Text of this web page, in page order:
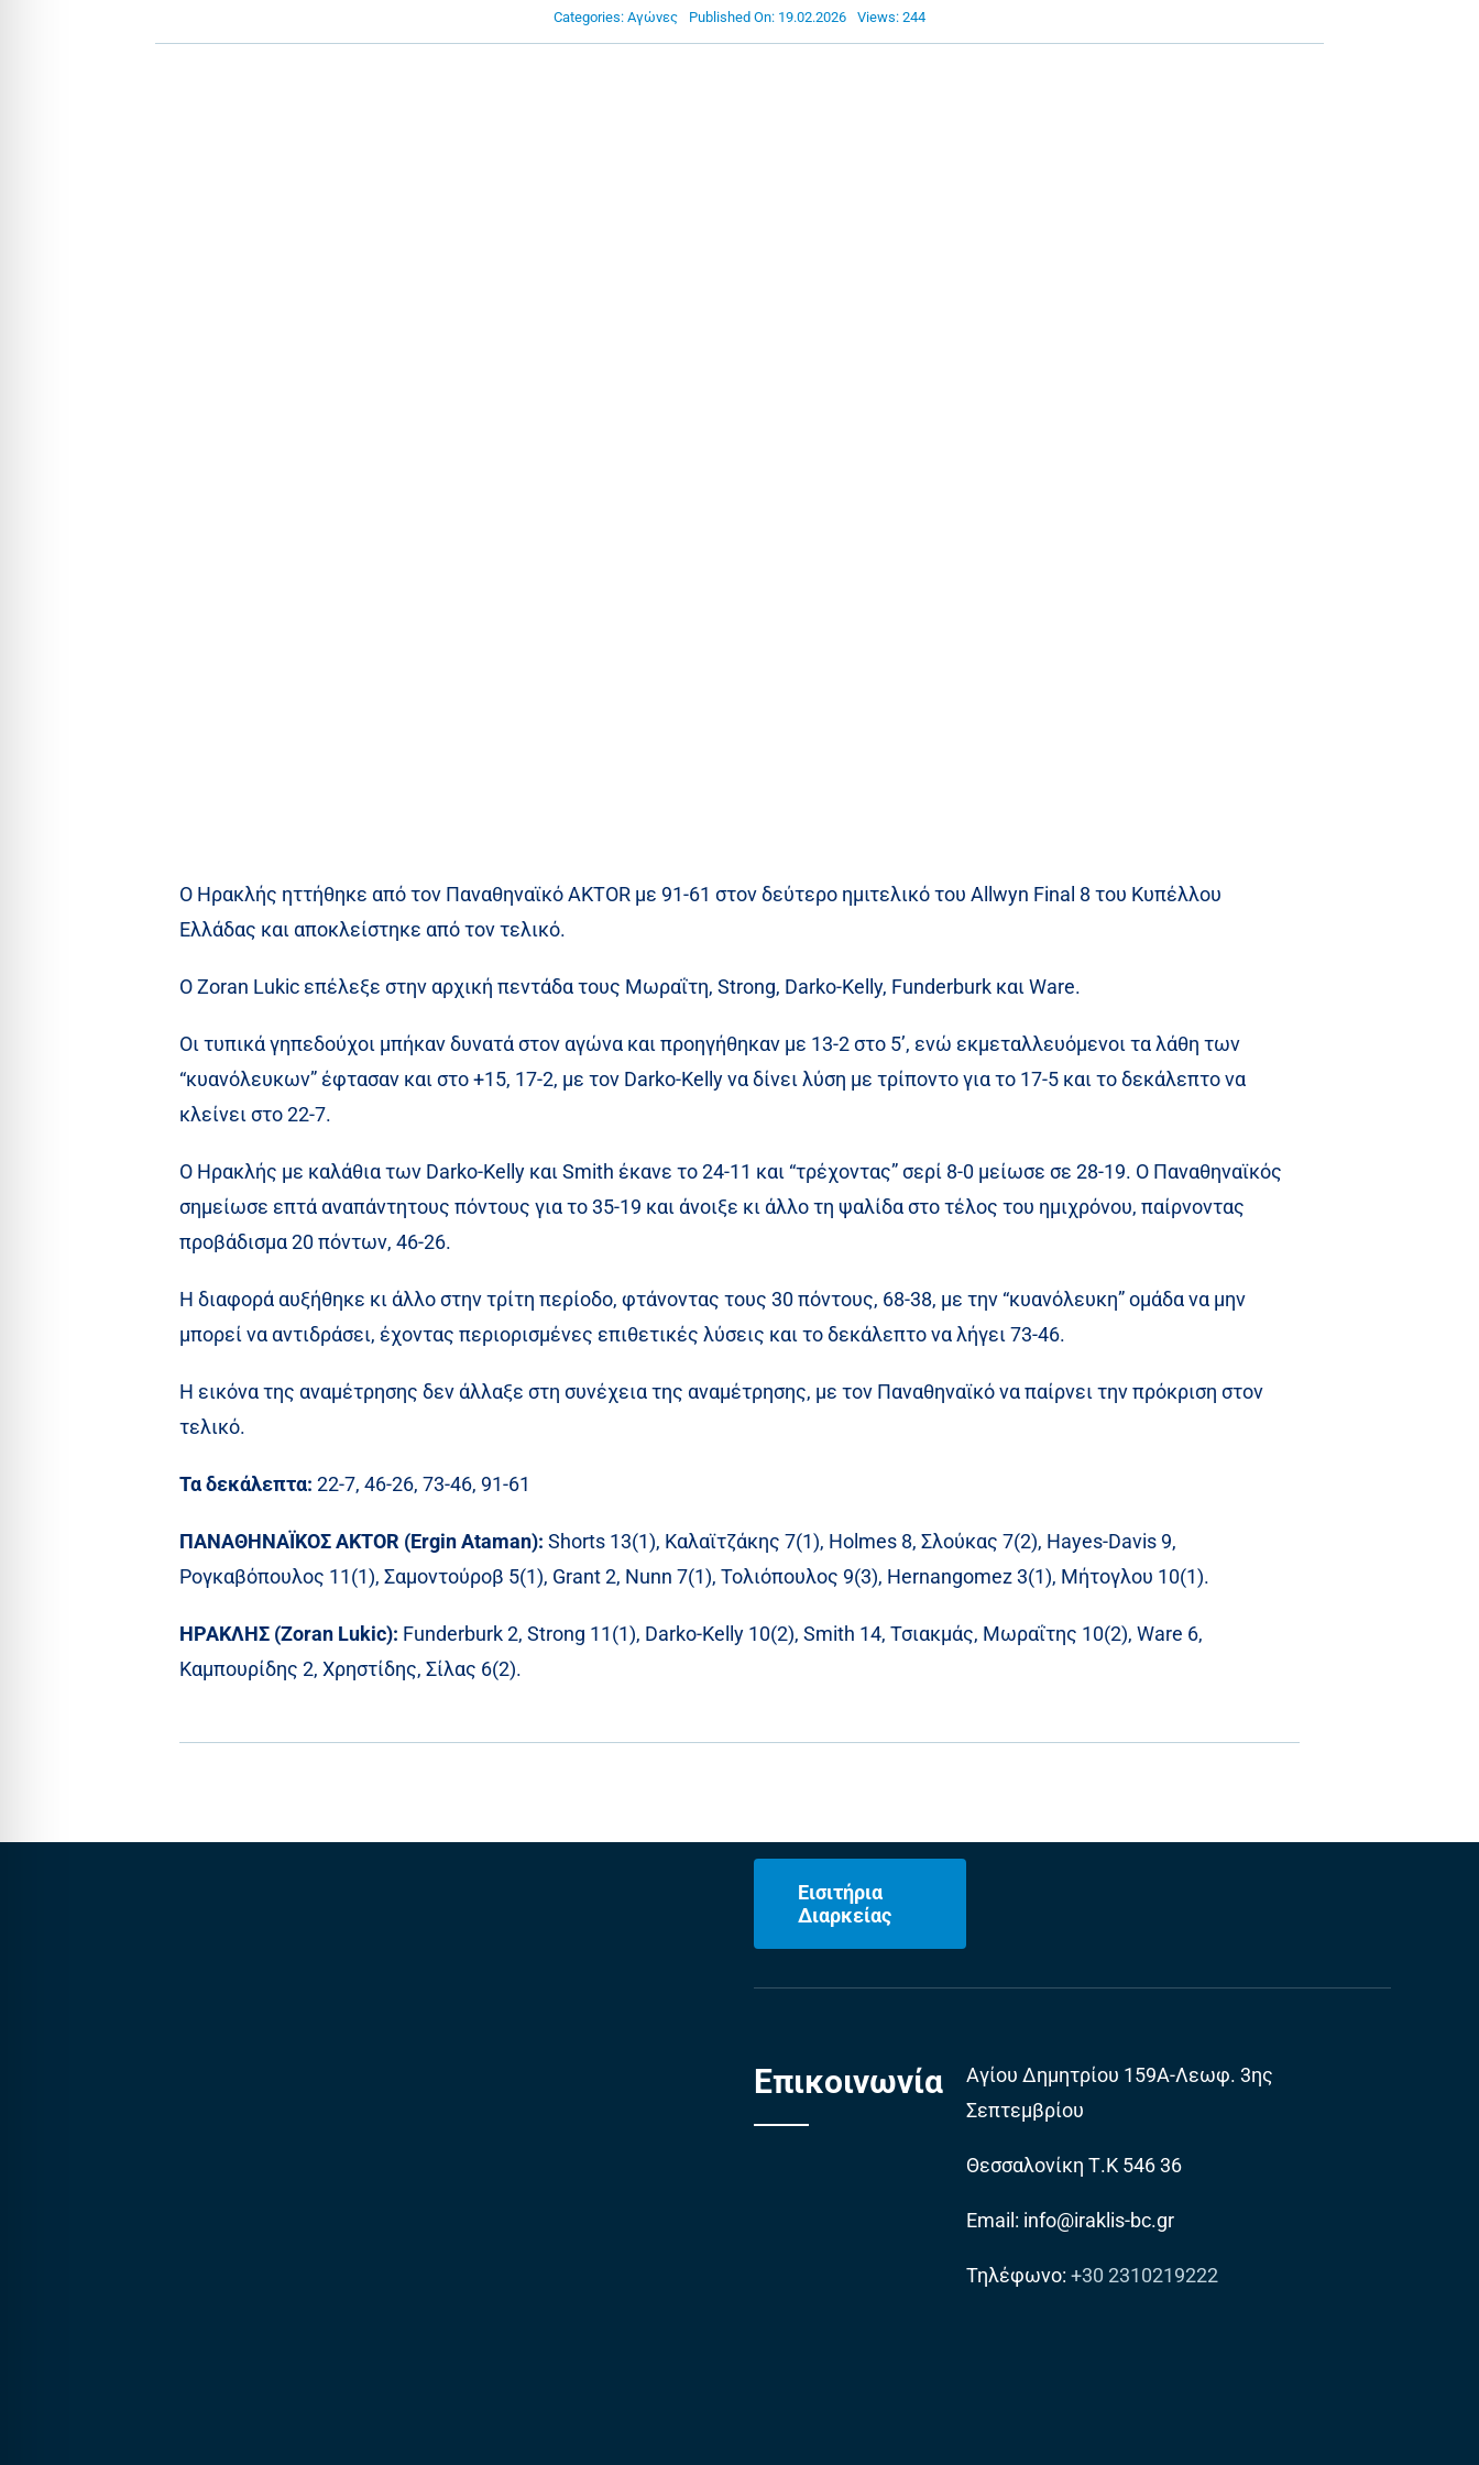
Categories: Αγώνες Published On: 19.02.2026 Views: 244
Ο Ηρακλής ηττήθηκε από τον Παναθηναϊκό AKTOR με 91-61 στον δεύτερο ημιτελικό του Allwyn Final 8 του Κυπέλλου
Ελλάδας και αποκλείστηκε από τον τελικό.
Ο Zoran Lukic επέλεξε στην αρχική πεντάδα τους Μωραΐτη, Strong, Darko-Kelly, Funderburk και Ware.
Οι τυπικά γηπεδούχοι μπήκαν δυνατά στον αγώνα και προηγήθηκαν με 13-2 στο 5’, ενώ εκμεταλλευόμενοι τα λάθη των
“κυανόλευκων” έφτασαν και στο +15, 17-2, με τον Darko-Kelly να δίνει λύση με τρίποντο για το 17-5 και το δεκάλεπτο να
κλείνει στο 22-7.
Ο Ηρακλής με καλάθια των Darko-Kelly και Smith έκανε το 24-11 και “τρέχοντας” σερί 8-0 μείωσε σε 28-19. Ο Παναθηναϊκός
σημείωσε επτά αναπάντητους πόντους για το 35-19 και άνοιξε κι άλλο τη ψαλίδα στο τέλος του ημιχρόνου, παίρνοντας
προβάδισμα 20 πόντων, 46-26.
Η διαφορά αυξήθηκε κι άλλο στην τρίτη περίοδο, φτάνοντας τους 30 πόντους, 68-38, με την “κυανόλευκη” ομάδα να μην
μπορεί να αντιδράσει, έχοντας περιορισμένες επιθετικές λύσεις και το δεκάλεπτο να λήγει 73-46.
Η εικόνα της αναμέτρησης δεν άλλαξε στη συνέχεια της αναμέτρησης, με τον Παναθηναϊκό να παίρνει την πρόκριση στον
τελικό.
Τα δεκάλεπτα: 22-7, 46-26, 73-46, 91-61
ΠΑΝΑΘΗΝΑΪΚΟΣ AKTOR (Ergin Ataman):Shorts 13(1), Καλαϊτζάκης 7(1), Holmes 8, Σλούκας 7(2), Hayes-Davis 9,
Ρογκαβόπουλος 11(1), Σαμοντούροβ 5(1), Grant 2, Nunn 7(1), Τολιόπουλος 9(3), Hernangomez 3(1), Μήτογλου 10(1).
ΗΡΑΚΛΗΣ (Zoran Lukic): Funderburk 2, Strong 11(1), Darko-Kelly 10(2), Smith 14, Τσιακμάς, Μωραΐτης 10(2), Ware 6,
Καμπουρίδης 2, Χρηστίδης, Σίλας 6(2).
Εισιτήρια
Διαρκείας
Επικοινωνία
Αγίου Δημητρίου 159Α-Λεωφ. 3ης
Σεπτεμβρίου
Θεσσαλονίκη Τ.Κ 546 36
Email: info@iraklis-bc.gr
Τηλέφωνο: +30 2310219222